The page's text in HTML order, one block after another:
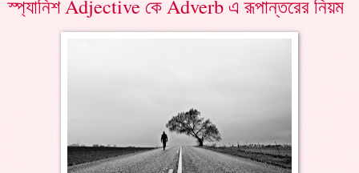
স্প্যানিশ Adjective কে Adverb এ রূপান্তরের নিয়ম